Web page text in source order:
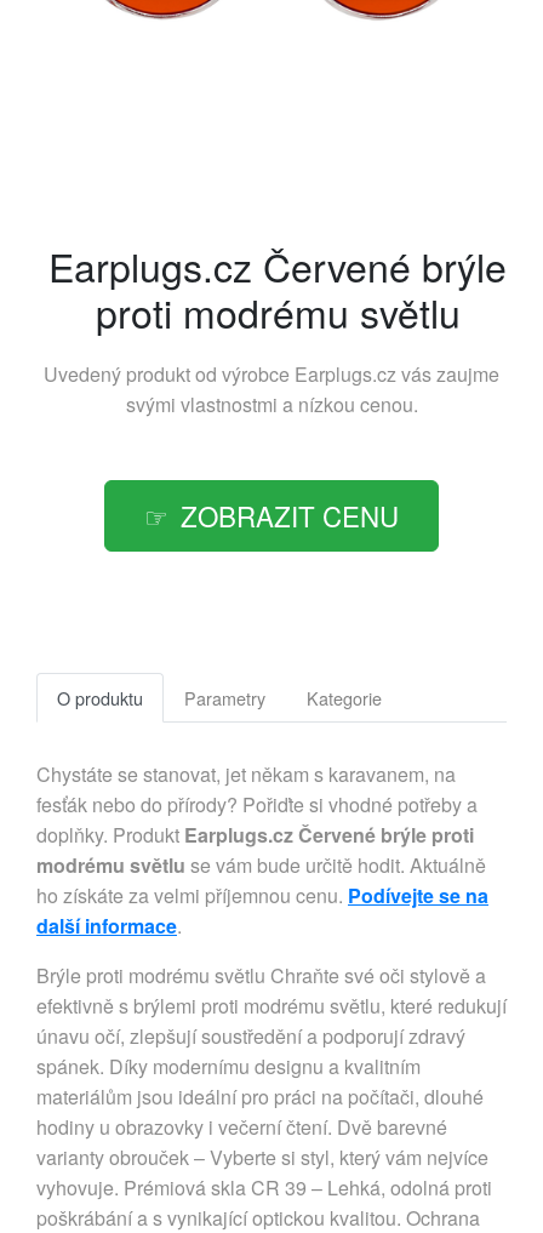
Earplugs.cz Červené brýle
proti modrému světlu
Uvedený produkt od výrobce Earplugs.czvás zaujme
svými vlastnostmi a nízkou cenou.
ZOBRAZIT CENU
O produktu Parametry Kategorie
Chystáte se stanovat, jet někam s karavanem, na
fesťák nebo do přírody? Pořiďte si vhodné potřeby a
doplňky. Produkt Earplugs.cz Červené brýle proti
modrému světlu se vám bude určitě hodit. Aktuálně
ho získáte za velmi příjemnou cenu. Podívejte se na
další informace.
Brýle proti modrému světlu Chraňte své oči stylově a
efektivně s brýlemi proti modrému světlu, které redukují
únavu očí, zlepšují soustředění a podporují zdravý
spánek. Díky modernímu designu a kvalitním
materiálům jsou ideální pro práci na počítači, dlouhé
hodiny u obrazovky i večerní čtení. Dvě barevné
varianty obrouček – Vyberte si styl, který vám nejvíce
vyhovuje. Prémiová skla CR 39 – Lehká, odolná proti
poškrábání a s vynikající optickou kvalitou. Ochrana